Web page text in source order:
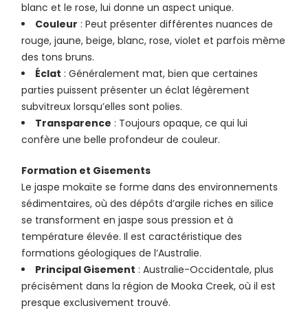
blanc et le rose, lui donne un aspect unique.
Couleur : Peut présenter différentes nuances de
rouge, jaune, beige, blanc, rose, violet et parfois même
des tons bruns.
Éclat : Généralement mat, bien que certaines
parties puissent présenter un éclat légèrement
subvitreux lorsqu’elles sont polies.
Transparence : Toujours opaque, ce qui lui
confère une belle profondeur de couleur.
Formation et Gisements
Le jaspe mokaïte se forme dans des environnements
sédimentaires, où des dépôts d’argile riches en silice
se transforment en jaspe sous pression et à
température élevée. Il est caractéristique des
formations géologiques de l’Australie.
Principal Gisement : Australie-Occidentale, plus
précisément dans la région de Mooka Creek, où il est
presque exclusivement trouvé.